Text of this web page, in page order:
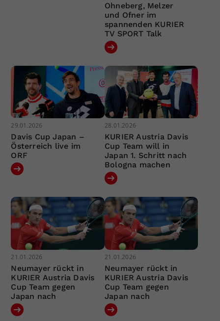
Ohneberg, Melzer
und Ofner im
spannenden KURIER
TV SPORT Talk
29.01.2026
Davis Cup Japan –
Österreich live im
ORF
28.01.2026
KURIER Austria Davis
Cup Team will in
Japan 1. Schritt nach
Bologna machen
21.01.2026
Neumayer rückt in
KURIER Austria Davis
Cup Team gegen
Japan nach
21.01.2026
Neumayer rückt in
KURIER Austria Davis
Cup Team gegen
Japan nach